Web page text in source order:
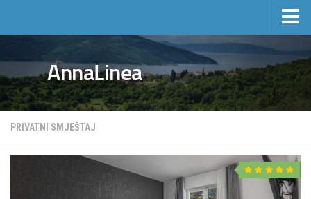
Turizam
Privatni smještaj
Hoteli
Cjenik privatnog smještaja
AnnaLinea
PRIVATNI SMJEŠTAJ